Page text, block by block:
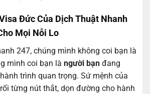
Đức Của Dịch Thuật Nhanh
Mọi Nỗi Lo
247, chúng mình không coi bạn là
mình coi bạn là người bạn đang
trình quan trọng. Sứ mệnh của
từng nút thắt, dọn đường cho hành